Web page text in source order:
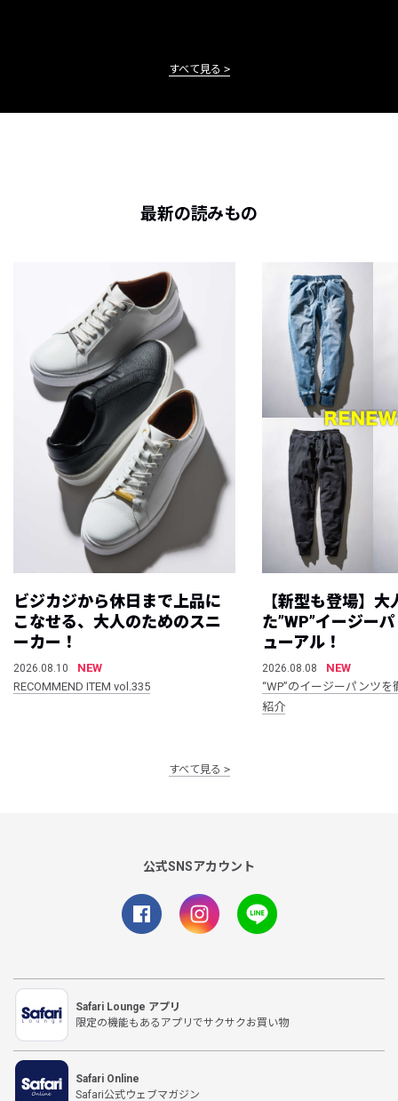
すべて見る
最新の読みもの
ビジカジから休日まで上品に
こなせる、大人のためのスニ
ーカー！
2026.08.10
NEW
RECOMMEND ITEM vol.335
【新型も登場】大
た”WP”イージー
ューアル！
2026.08.08
NEW
“WP”のイージーパンツ
紹介
すべて見る
公式SNSアカウント
Safari Lounge アプリ
限定の機能もあるアプリでサクサクお買い物
Safari Online
Safari公式ウェブマガジン